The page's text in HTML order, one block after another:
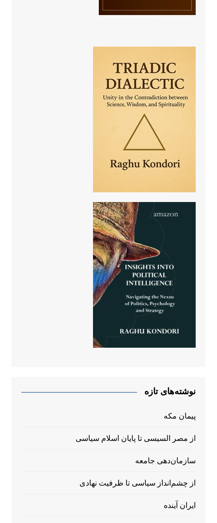
نوشته‌های تازه
پیمان مکه
از مصر السیسی تا پایان اسلام سیاسی
سازمان‌دهی جامعه
از چشم‌انداز سیاسی تا ظرفیت نهادی
ایران آینده